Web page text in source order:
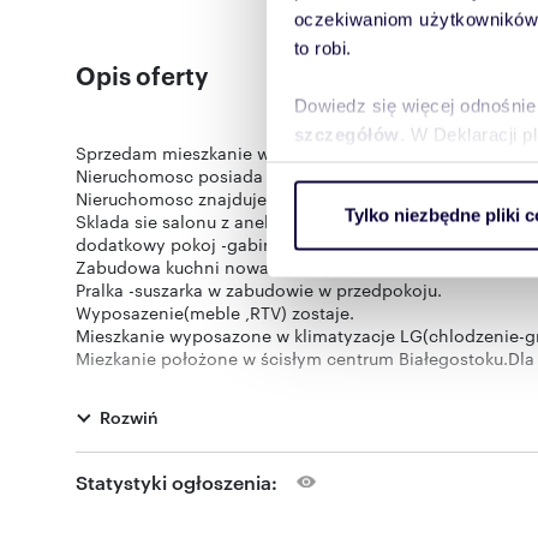
oczekiwaniom
to robi.
Dowiedz się więcej
szczegółów . W Deklaracji
ruch w naszej witrynie.
reklamowym i
uzyskanymi podczas
Tylko niezbędne pliki
Opis oferty
Sprzedam mieszkanie w dobrym stanie, mozliwosc
Nieruchomosc posiada ksiege wieczysta i jest to pelna
Nieruchomosc znajduje sie na szóstym pietrze i ma
Sklada sie salonu z aneksem kuchennym
dodatkowy pokoj -gabinet(10,6m2),salon lazienkiegowy
Zabudowa kuchni nowa ,wyposażona jest w
Pralka -suszarka w zabudowie w przedpokoju.
Wyposazenie(meble ,RTV) zostaje.
Mieszkanie wyposazone w klimatyzacje LG(chlodzenie-
Miezkanie położone w ścisłym centrum
Rozwiń
Statystyki ogłoszenia: